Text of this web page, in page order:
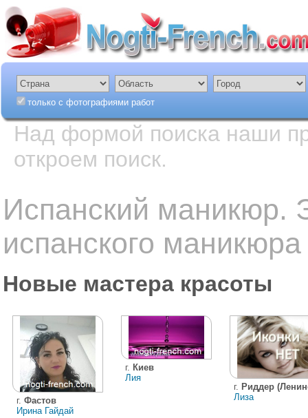
только с фотографиями работ
Над формой поиска наши
откроем поиск.
Испанский маникюр.
испанского маникюра
Новые мастера красоты
г. Фастов
Ирина Гайдай
г. Киев
Лия
г. Риддер
Лиза